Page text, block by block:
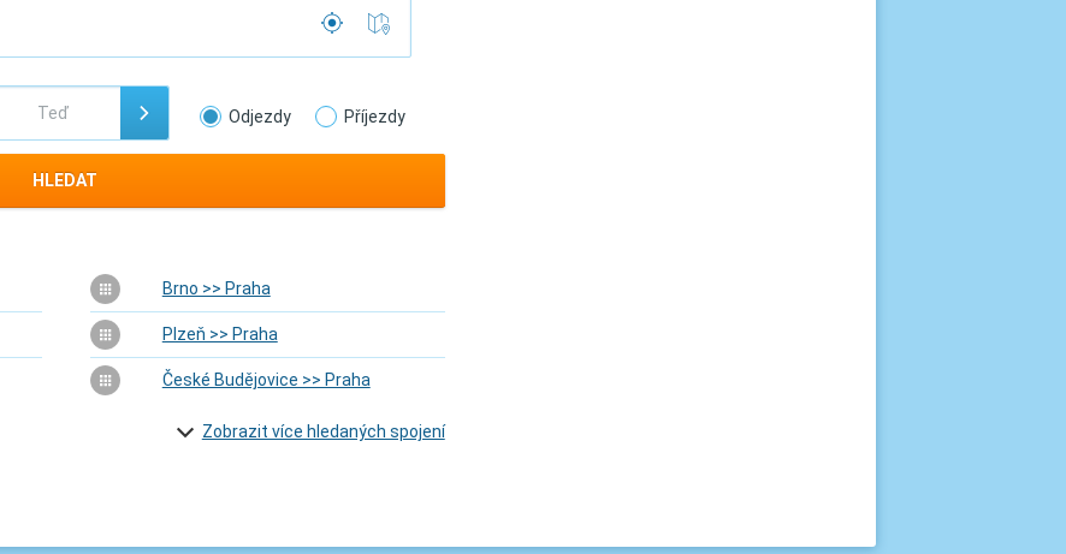
Odjezdy Příjezdy
HLEDAT
Brno >> Praha
Plzeň >> Praha
České Budějovice >> Praha
Zobrazit více hledaných spojení